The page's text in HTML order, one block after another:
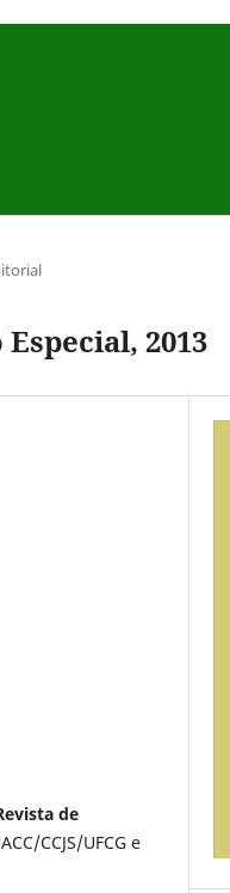
2013
de
CCJS/UFCG e